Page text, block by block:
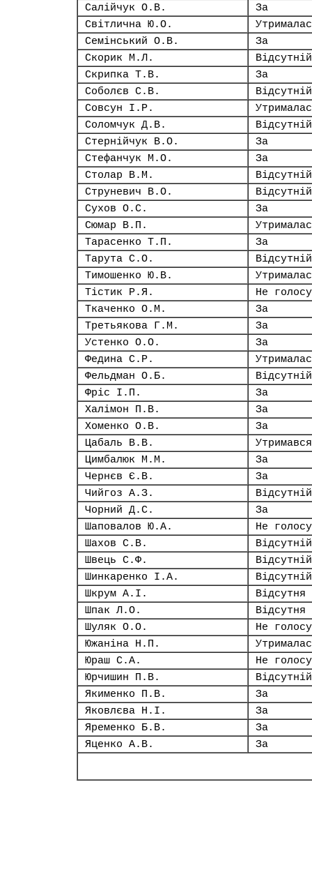
Салійчук О.В.
За
Світлична Ю.О.
Семінський О.В.
За
Скорик М.Л.
Відсутній
Скрипка Т.В.
За
Соболєв С.В.
Відсутній
Совсун І.Р.
Соломчук Д.В.
Відсутній
Стернійчук В.О.
За
Стефанчук М.О.
За
Столар В.М.
Відсутній
Струневич В.О.
Відсутній
Сухов О.С.
За
Сюмар В.П.
Тарасенко Т.П.
За
Тарута С.О.
Відсутній
Тимошенко Ю.В.
Тістик Р.Я.
Не
Ткаченко О.М.
За
Третьякова Г.М.
За
Устенко О.О.
За
Федина С.Р.
Фельдман О.Б.
Відсутній
Фріс І.П.
За
Халімон П.В.
За
Хоменко О.В.
За
Цабаль В.В.
Утримався
Цимбалюк М.М.
За
Чернєв Є.В.
За
Чийгоз А.З.
Відсутній
Чорний Д.С.
За
Шаповалов Ю.А.
Не
Шахов С.В.
Відсутній
Швець С.Ф.
Відсутній
Шинкаренко І.А.
Відсутній
Шкрум А.І.
Відсутня
Шпак Л.О.
Відсутня
Шуляк О.О.
Не
Южаніна Н.П.
Юраш С.А.
Не
Юрчишин П.В.
Відсутній
Якименко П.В.
За
Яковлєва Н.І.
За
Яременко Б.В.
За
Яценко А.В.
За